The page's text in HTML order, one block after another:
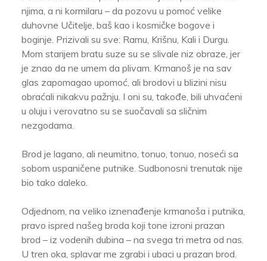
njima, a ni kormilaru – da pozovu u pomoć velike
duhovne Učitelje, baš kao i kosmičke bogove i
boginje. Prizivali su sve: Ramu, Krišnu, Kali i Durgu.
Mom starijem bratu suze su se slivale niz obraze, jer
je znao da ne umem da plivam. Krmanoš je na sav
glas zapomagao upomoć, ali brodovi u blizini nisu
obraćali nikakvu pažnju. I oni su, takođe, bili uhvaćeni
u oluju i verovatno su se suočavali sa sličnim
nezgodama.
Brod je lagano, ali neumitno, tonuo, tonuo, noseći sa
sobom uspaničene putnike. Sudbonosni trenutak nije
bio tako daleko.
Odjednom, na veliko iznenađenje krmanoša i putnika,
pravo ispred našeg broda koji tone izroni prazan
brod – iz vodenih dubina – na svega tri metra od nas.
U tren oka, splavar me zgrabi i ubaci u prazan brod.